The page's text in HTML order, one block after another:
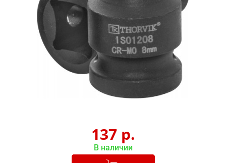
137 р.
В наличии
Добавлено в корзину